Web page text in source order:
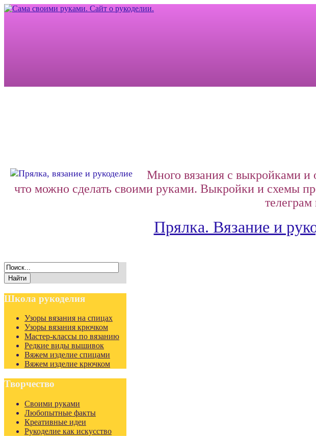
Много вязания с выкройками и
что можно сделать своими руками. Выкройки и схемы
телеграм
Прялка. Вязание и
Школа рукоделия
Узоры вязания на спицах
Узоры вязания крючком
Мастер-классы по вязанию
Редкие виды вышивок
Вяжем изделие спицами
Вяжем изделие крючком
Творчество
Своими руками
Любопытные факты
Креативные идеи
Рукоделие как искусство